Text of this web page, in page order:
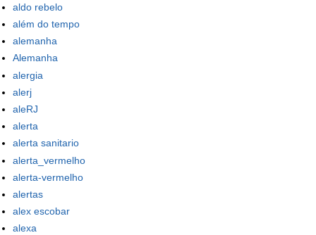
aldo rebelo
além do tempo
alemanha
Alemanha
alergia
alerj
aleRJ
alerta
alerta sanitario
alerta_vermelho
alerta-vermelho
alertas
alex escobar
alexa